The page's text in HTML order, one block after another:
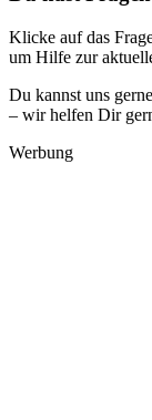
Klicke auf das
um Hilfe zur
Du kannst uns
– wir helfen Dir
Werbung